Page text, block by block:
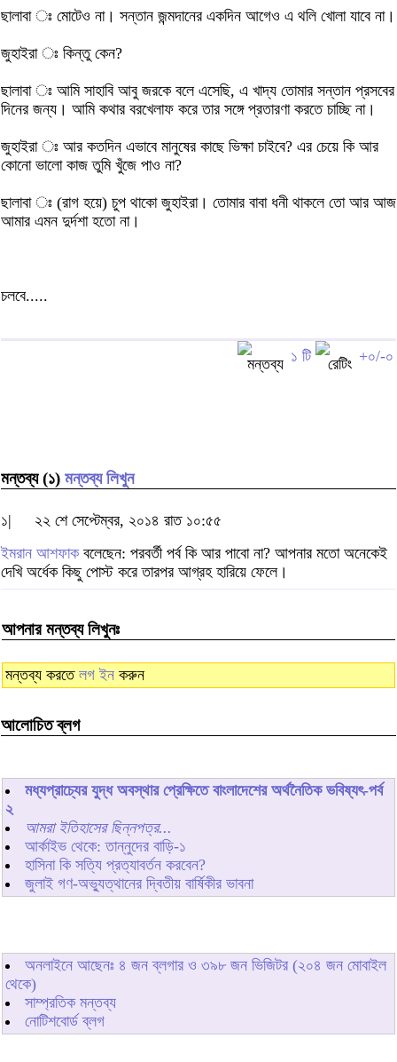
ছালাবা ঃ মোটেও না। সন্তান জন্মদানের একদিন আগেও এ থলি খোলা যাবে না।
জুহাইরা ঃ কিন্তু কেন?
ছালাবা ঃ আমি সাহাবি আবু জরকে বলে এসেছি, এ খাদ্য তোমার সন্তান প্রসবের
দিনের জন্য। আমি কথার বরখেলাফ করে তার সঙ্গে প্রতারণা করতে চাচ্ছি না।
জুহাইরা ঃ আর কতদিন এভাবে মানুষের কাছে ভিক্ষা চাইবে? এর চেয়ে কি আর
কোনো ভালো কাজ তুমি খুঁজে পাও না?
ছালাবা ঃ (রাগ হয়ে) চুপ থাকো জুহাইরা। তোমার বাবা ধনী থাকলে তো আর আজ
আমার এমন দুর্দশা হতো না।
চলবে.....
১ টি +০/-০
মন্তব্য (১) মন্তব্য লিখুন
১|
২২ শে সেপ্টেম্বর, ২০১৪ রাত ১০:৫৫
ইমরান আশফাকবলেছেন: পরবর্তী পর্ব কি আর পাবো না? আপনার মতো অনেকেই
দেখি অর্ধেক কিছু পোস্ট করে তারপর আগ্রহ হারিয়ে ফেলে।
আপনার মন্তব্য লিখুনঃ
মন্তব্য করতে লগ ইন করুন
আলোচিত ব্লগ
মধ্যপ্রাচ্যের যুদ্ধ অবস্থার প্রেক্ষিতে বাংলাদেশের অর্থনৈতিক ভবিষ্যৎ-পর্ব
২
আমরা ইতিহাসের ছিন্নপত্র...
আর্কাইভ থেকে: তান্নুদের বাড়ি-১
হাসিনা কি সত্যি প্রত্যাবর্তন করবেন?
জুলাই গণ-অভ্যুত্থানের দ্বিতীয় বার্ষিকীর ভাবনা
অনলাইনে আছেনঃ ৪ জন ব্লগার ও ৩৯৮জন ভিজিটর (২০৪ জন মোবাইল
থেকে)
সাম্প্রতিক মন্তব্য
নোটিশবোর্ড ব্লগ